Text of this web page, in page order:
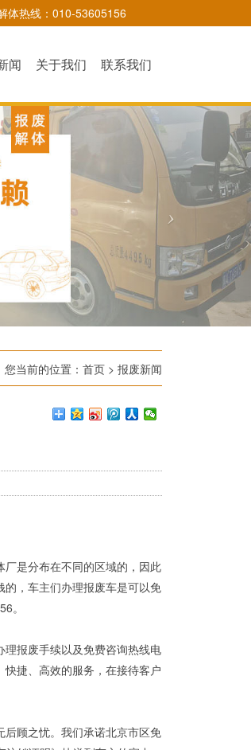
体热线：010-53605156
闻 关于我们 联系我们
您当前的位置： 首页 > 报废新闻
是分布在不同的区域的，因此
，车主们办理报废车是可以免
。
报废手续以及免费咨询热线电
捷、高效的服务，在接待客户
顾之忧。我们承诺北京市区免